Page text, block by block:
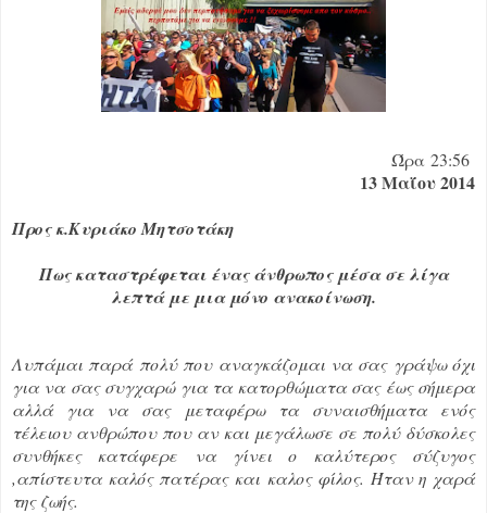
Ώρα 23:56
13 Μαΐου 2014
Προς κ.Κυριάκο Μητσοτάκη
Πως καταστρέφεται ένας άνθρωπος μέσα σε λίγα
λεπτά με μια μόνο ανακοίνωση.
Λυπάμαι παρά πολύ που αναγκάζομαι να σας γράψω όχι
για να σας συγχαρώ για τα κατορθώματα σας έως σήμερα
αλλά για να σας μεταφέρω τα συναισθήματα ενός
τέλειου ανθρώπου που αν και μεγάλωσε σε πολύ δύσκολες
συνθήκες κατάφερε να γίνει ο καλύτερος σύζυγος
,απίστευτα καλός πατέρας και καλος φίλος. Ήταν η χαρά
της ζωής.